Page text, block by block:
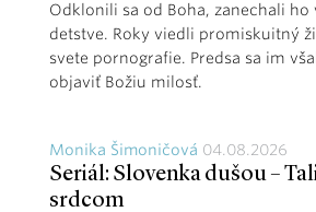
Odklonili sa od Boha, zanechali ho
detstve. Roky viedli promiskuitný
svete pornografie. Predsa sa im
objaviť Božiu milosť.
Monika Šimoničová 04.08.2026
Seriál: Slovenka dušou –
srdcom